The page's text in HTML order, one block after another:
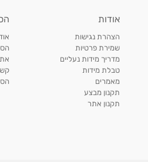
אודות
הצהרת נגישות
שמירת פרטיות
מדריך מידות נעליים
טבלת מידות
מאמרים
תקנון מבצע
תקנון אתר